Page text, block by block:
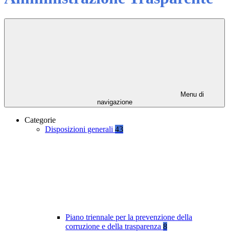
Menu di
navigazione
Categorie
Disposizioni generali 43
Piano triennale per la prevenzione della
corruzione e della trasparenza 8